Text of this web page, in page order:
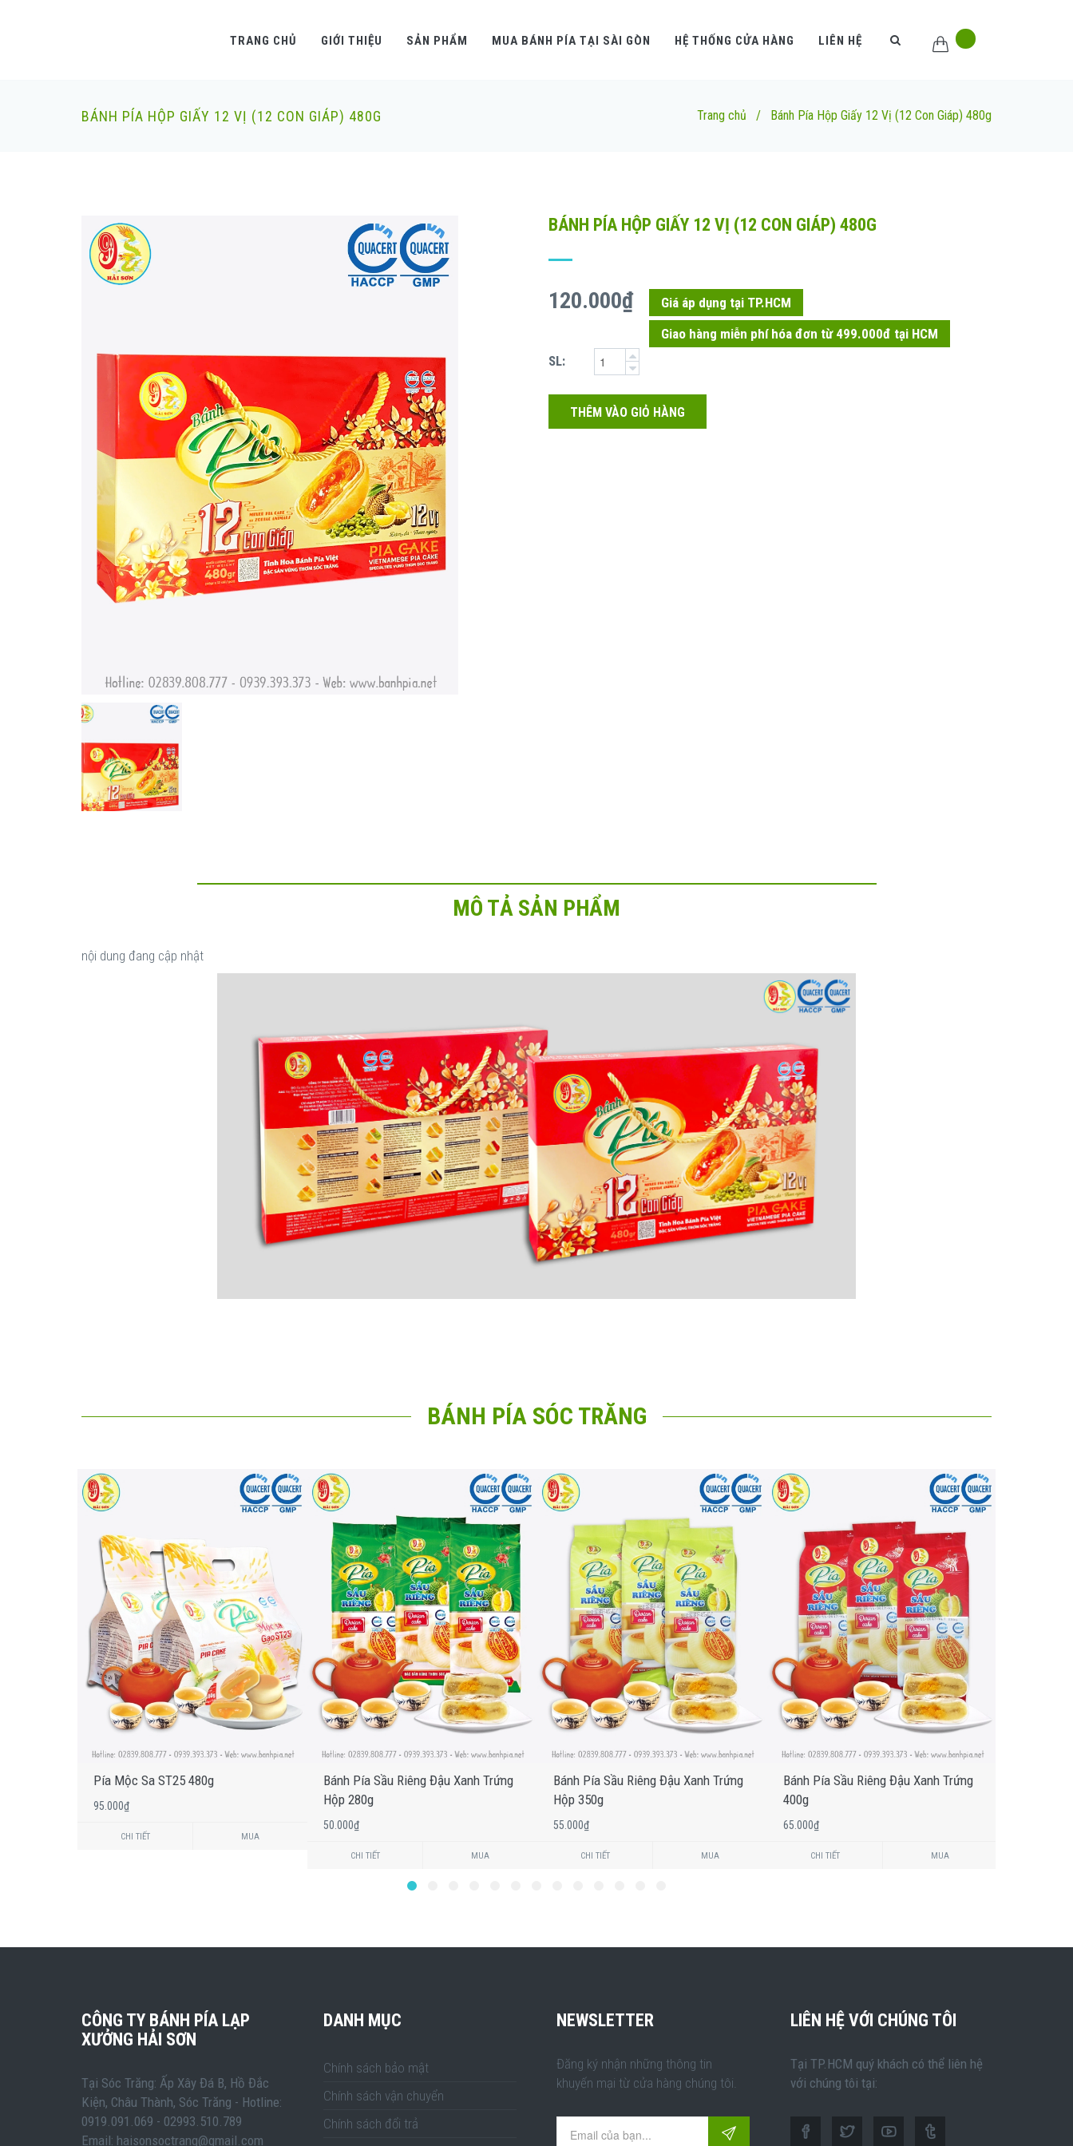
TRANG CHỦ GIỚI THIỆU SẢN PHẨM MUA BÁNH PÍA TẠI SÀI GÒN HỆ THỐNG CỬA HÀNG LIÊN HỆ
BÁNH PÍA HỘP GIẤY 12 VỊ (12 CON GIÁP) 480G Trang chủ / Bánh Pía Hộp Giấy 12 Vị (12 Con Giáp) 480g
BÁNH PÍA HỘP GIẤY 12 VỊ (12 CON GIÁP) 480G
120.000₫
Giá áp dụng tại TP.HCM
Giao hàng miễn phí hóa đơn từ 499.000đ tại HCM
SL:
THÊM VÀO GIỎ HÀNG
MÔ TẢ SẢN PHẨM
nội dung đang cập nhật
BÁNH PÍA SÓC TRĂNG
Pía Mộc Sa ST25 480g
95.000₫
CHI TIẾT MUA
Bánh Pía Sầu Riêng Đậu Xanh Trứng
Hộp 280g
50.000₫
CHI TIẾT MUA
Bánh Pía Sầu Riêng Đậu Xanh Trứng
Hộp 350g
55.000₫
CHI TIẾT MUA
Bánh Pía Sầu Riêng Đậu Xanh Trứng
400g
65.000₫
CHI TIẾT MUA
CÔNG TY BÁNH PÍA LẠP
XƯỞNG HẢI SƠN
Tại Sóc Trăng: Ấp Xây Đá B, Hồ Đắc
Kiện, Châu Thành, Sóc Trăng - Hotline:
0919.091.069 - 02993.510.789
Email: haisonsoctrang@gmail.com
DANH MỤC
Chính sách bảo mật
Chính sách vận chuyển
Chính sách đổi trả
NEWSLETTER
Đăng ký nhận những thông tin
khuyến mại từ cửa hàng chúng tôi.
LIÊN HỆ VỚI CHÚNG TÔI
Tại TP.HCM quý khách có thể liên hệ
với chúng tôi tại: